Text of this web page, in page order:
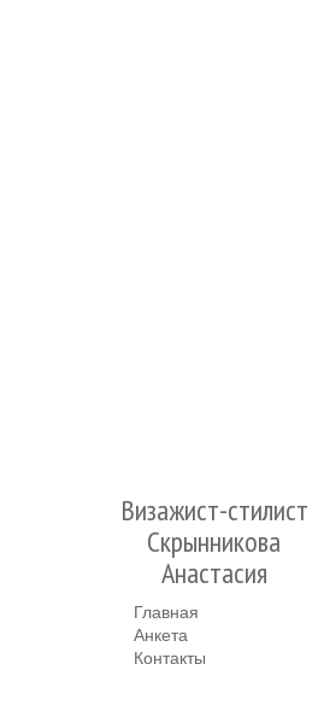
Визажист-стилист
Скрынникова
Анастасия
Главная
Анкета
Контакты